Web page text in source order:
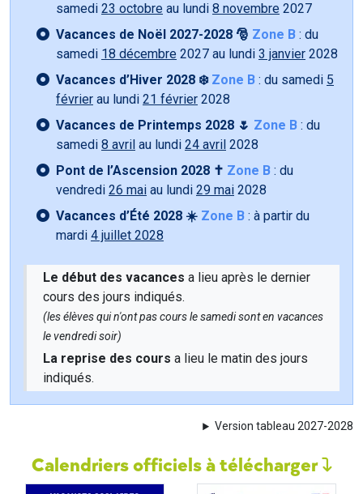
samedi 23 octobre au lundi 8 novembre 2027
Vacances de Noël 2027-2028 🎅 Zone B : du
samedi 18 décembre 2027 au lundi 3 janvier 2028
Vacances d’Hiver 2028 ❄️ Zone B : du samedi 5
février au lundi 21 février 2028
Vacances de Printemps 2028 🌷 Zone B : du
samedi 8 avril au lundi 24 avril 2028
Pont de l’Ascension 2028 ✝️ Zone B : du
vendredi 26 mai au lundi 29 mai 2028
Vacances d’Été 2028 ☀️ Zone B : à partir du
mardi 4 juillet 2028
Le début des vacances a lieu après le dernier
cours des jours indiqués.
(les élèves qui n'ont pas cours le samedi sont en vacances
le vendredi soir)
La reprise des cours a lieu le matin des jours
indiqués.
Version tableau 2027-2028
Calendriers officiels à télécharger